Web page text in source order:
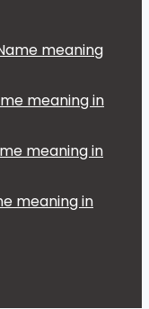
meaning in
meaning in
meaning in